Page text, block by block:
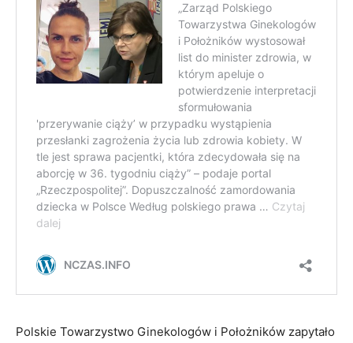
Polskie Towarzystwo Ginekologów i Położników zapytało